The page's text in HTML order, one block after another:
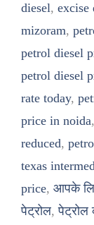
diesel, excise
mizoram,
petrol diesel
petrol diesel
rate today,
price in noida,
reduced,
texas
price, आपके
पेट्रोल,पेट्रोल